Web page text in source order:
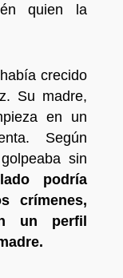
quien la
crecido
Su madre,
en un
Según
sin
podría
crímenes,
un perfil